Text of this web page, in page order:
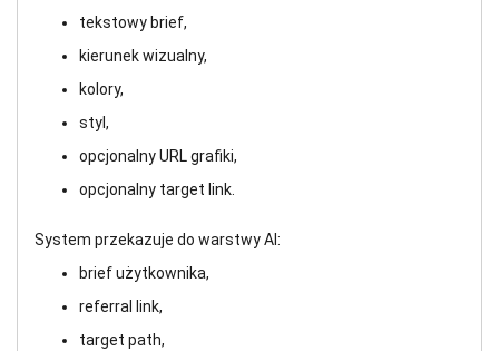
tekstowy brief,
kierunek wizualny,
kolory,
styl,
opcjonalny URL grafiki,
opcjonalny target link.
System przekazuje do warstwy AI:
brief użytkownika,
referral link,
target path,